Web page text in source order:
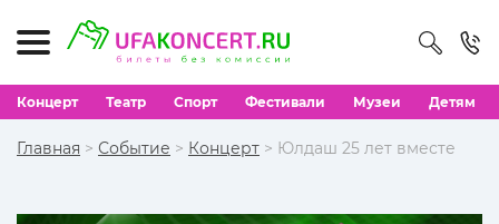
Концерт Театр Спорт Фестивали Музеи Детям
Главная > Событие > Концерт > Юлдаш 25 лет вместе